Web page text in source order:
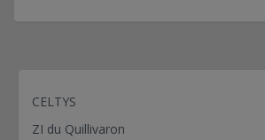
CELTYS
ZI du Quillivaron